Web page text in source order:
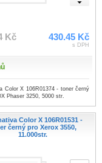
Kč 430.45 Kč
s DPH
Color X 106R01374 - toner černý
Phaser 3250, 5000 str.
Color X 106R01531 -
černý pro Xerox 3550,
11.000str.